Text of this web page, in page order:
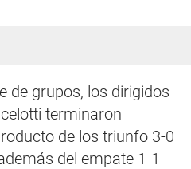
de grupos, los dirigidos
terminaron
de los triunfo 3-0
del empate 1-1